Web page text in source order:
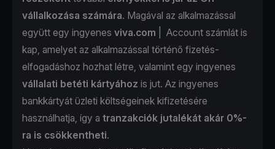
vállalkozása számára. Magával az alkalmazással
együtt egy ingyenes viva.com | Account számlát is
kap, amelyet az alkalmazással történő fizetés-
elfogadáshoz hozhat létre, valamint egy ingyenes
vállalati betéti kártyához is jut. Az ingyenes
bankkártyát üzleti költségeinek kifizetésére
használhatja, így a tranzakciók jutalékát akár 0%-
ra is csökkentheti.